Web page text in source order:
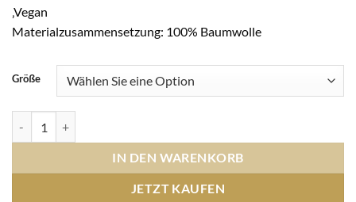
‚Vegan
Materialzusammensetzung: 100% Baumwolle
Größe
IN DEN WARENKORB
JETZT KAUFEN